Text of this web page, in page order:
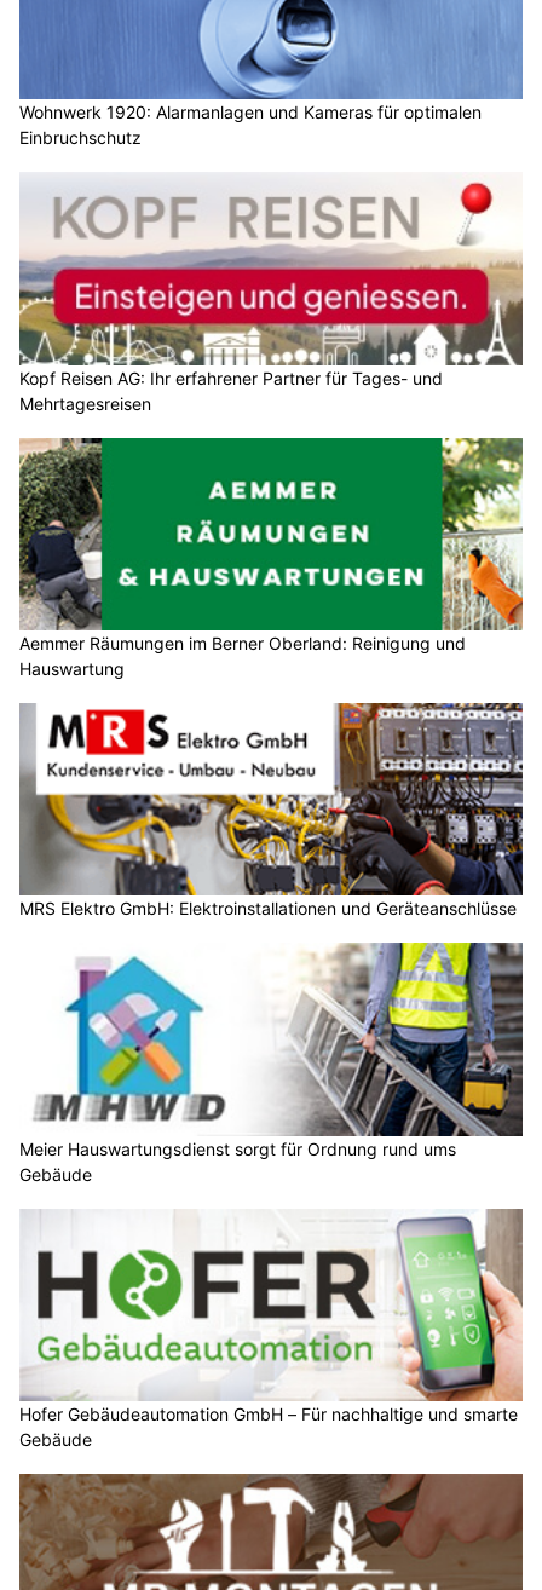
Wohnwerk 1920: Alarmanlagen und Kameras für optimalen
Einbruchschutz
Kopf Reisen AG: Ihr erfahrener Partner für Tages- und
Mehrtagesreisen
Aemmer Räumungen im Berner Oberland: Reinigung und
Hauswartung
MRS Elektro GmbH: Elektroinstallationen und Geräteanschlüsse
Meier Hauswartungsdienst sorgt für Ordnung rund ums
Gebäude
Hofer Gebäudeautomation GmbH – Für nachhaltige und smarte
Gebäude